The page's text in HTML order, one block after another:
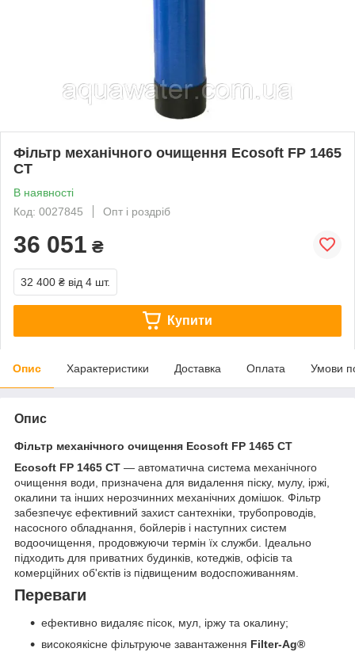
Фільтр механічного очищення Ecosoft FP 1465
CT
В наявності
Код: 0027845
Опт і роздріб
36 051 ₴
32 400 ₴ від 4 шт.
Купити
Опис Характеристики Доставка Оплата Умови
Опис
Фільтр механічного очищення Ecosoft FP 1465 CT
Ecosoft FP 1465 CT — автоматична система механічного
очищення води, призначена для видалення піску, мулу, іржі,
окалини та інших нерозчинних механічних домішок. Фільтр
забезпечує ефективний захист сантехніки, трубопроводів,
насосного обладнання, бойлерів і наступних систем
водоочищення, продовжуючи термін їх служби. Ідеально
підходить для приватних будинків, котеджів, офісів та
комерційних об'єктів із підвищеним водоспоживанням.
Переваги
ефективно видаляє пісок, мул, іржу та окалину;
високоякісне фільтруюче завантаження Filter-Ag®